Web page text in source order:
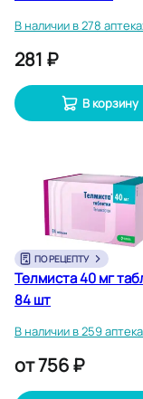
В наличии в 278
281 ₽
В корзину
ПО РЕЦЕПТУ
Телмиста 40 мг
84 шт
В наличии в 259
от756 ₽